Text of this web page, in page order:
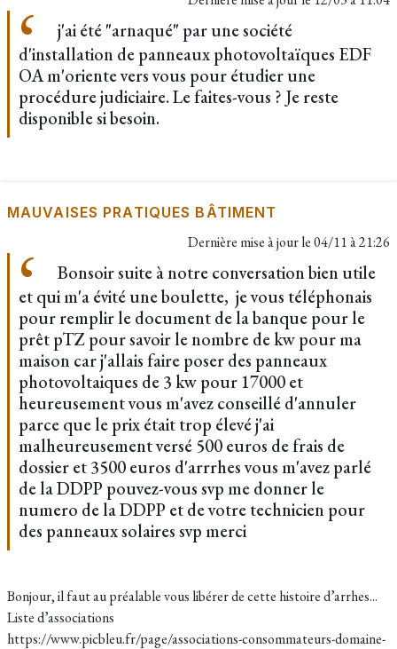
j'ai été "arnaqué" par une société
d'installation de panneaux photovoltaïques EDF
OA m'oriente vers vous pour étudier une
procédure judiciaire. Le faites-vous ? Je reste
disponible si besoin.
MAUVAISES PRATIQUES BÂTIMENT
Dernière mise à jour le04/11 à 21:26
Bonsoir suite à notre conversation bien utile
et qui m'a évité une boulette, je vous téléphonais
pour remplir le document de la banque pour le
prêt pTZ pour savoir le nombre de kw pour ma
maison car j'allais faire poser des panneaux
photovoltaiques de 3 kw pour 17000 et
heureusement vous m'avez conseillé d'annuler
parce que le prix était trop élevé j'ai
malheureusement versé 500 euros de frais de
dossier et 3500 euros d'arrrhes vous m'avez parlé
de la DDPP pouvez-vous svp me donner le
numero de la DDPP et de votre technicien pour
des panneaux solaires svp merci
Bonjour, il faut au préalable vous libérer de cette histoire d’arrhes...
Liste d’associations
https://www.picbleu.fr/page/associations-consommateurs-domaine-